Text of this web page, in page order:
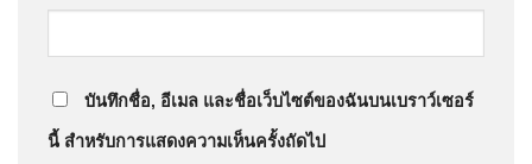
บันทึกชื่อ, อีเมล และชื่อเว็บไซต์ของฉันบนเบราว์เซอร์
นี้ สำหรับการแสดงความเห็นครั้งถัดไป